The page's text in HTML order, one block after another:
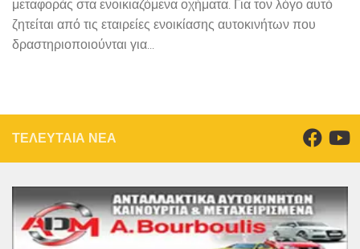
μεταφοράς στα ενοικιαζόμενα οχήματα. Για τον λόγο αυτό
ζητείται από τις εταιρείες ενοικίασης αυτοκινήτων που
δραστηριοποιούνται για...
ΤΕΛΕΥΤΑΙΑ ΝΕΑ